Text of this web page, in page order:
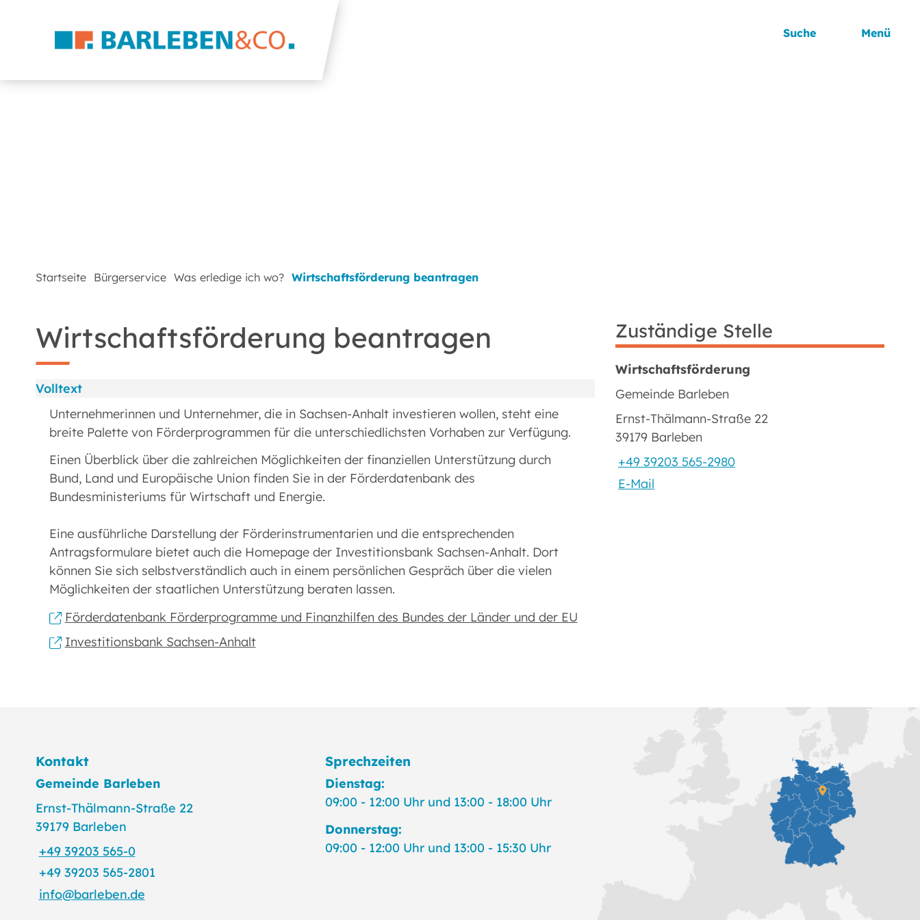
Suche Menü
Startseite Bürgerservice Was erledige ich wo? Wirtschaftsförderung beantragen
Wirtschaftsförderung beantragen
Volltext
Unternehmerinnen und Unternehmer, die in Sachsen-Anhalt investieren wollen, steht eine
breite Palette von Förderprogrammen für die unterschiedlichsten Vorhaben zur Verfügung.
Einen Überblick über die zahlreichen Möglichkeiten der finanziellen Unterstützung durch
Bund, Land und Europäische Union finden Sie in der Förderdatenbank des
Bundesministeriums für Wirtschaft und Energie.
Eine ausführliche Darstellung der Förderinstrumentarien und die entsprechenden
Antragsformulare bietet auch die Homepage der Investitionsbank Sachsen-Anhalt. Dort
können Sie sich selbstverständlich auch in einem persönlichen Gespräch über die vielen
Möglichkeiten der staatlichen Unterstützung beraten lassen.
Förderdatenbank Förderprogramme und Finanzhilfen des Bundes der Länder und der EU
Investitionsbank Sachsen-Anhalt
Zuständige Stelle
Wirtschaftsförderung
Gemeinde Barleben
Ernst-Thälmann-Straße 22
39179 Barleben
+49 39203 565-2980
E-Mail
Kontakt
Gemeinde Barleben
Ernst-Thälmann-Straße 22
39179 Barleben
+49 39203 565-0
+49 39203 565-2801
info@barleben.de
Sprechzeiten
Dienstag:
09:00 - 12:00 Uhr und 13:00 - 18:00 Uhr
Donnerstag:
09:00 - 12:00 Uhr und 13:00 - 15:30 Uhr